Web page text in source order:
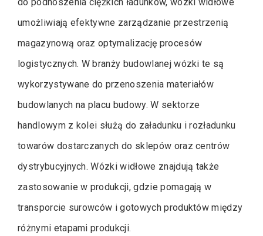
umożliwiają efektywne zarządzanie przestrzenią
magazynową oraz optymalizację procesów
logistycznych. W branży budowlanej wózki te są
wykorzystywane do przenoszenia materiałów
budowlanych na placu budowy. W sektorze
handlowym z kolei służą do załadunku i rozładunku
towarów dostarczanych do sklepów oraz centrów
dystrybucyjnych. Wózki widłowe znajdują także
zastosowanie w produkcji, gdzie pomagają w
transporcie surowców i gotowych produktów między
różnymi etapami produkcji.